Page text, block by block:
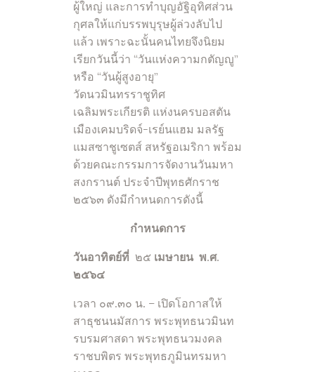
ผู้ใหญ่ และการทำบุญอัฐิอุทิศส่วน
กุศลให้แก่บรรพบุรุษผู้ล่วงลับไป
แล้ว เพราะฉะนั้นคนไทยจึงนิยม
เรียกวันนี้ว่า “วันแห่งความกตัญญู”
หรือ “วันผู้สูงอายุ”
วัดนวมินทรราชูทิศ
เฉลิมพระเกียรติ แห่งนครบอสตัน
เมืองเคมบริดจ์-เรย์นแฮม มลรัฐ
แมสซาชูเซตส์ สหรัฐอเมริกา พร้อม
ด้วยคณะกรรมการจัดงานวันมหา
สงกรานต์ ประจำปีพุทธศักราช
๒๕๖๓ ดังมีกำหนดการดังนี้
กำหนดการ
วันอาทิตย์ที่ ๒๕ เมษายน พ.ศ.
๒๕๖๔
เวลา ๐๙.๓๐ น. – เปิดโอกาสให้
สาธุชนนมัสการ พระพุทธนวมินท
รบรมศาสดา พระพุทธนวมงคล
ราชบพิตร พระพุทธภูมินทรมหา